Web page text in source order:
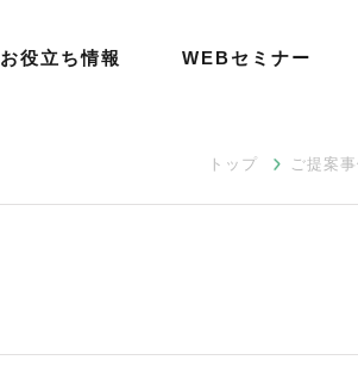
お役立ち情報 WEBセミナー
トップ ご提案事